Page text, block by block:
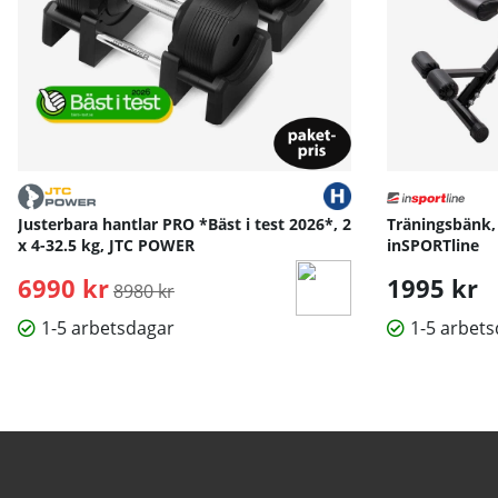
Justerbara hantlar PRO *Bäst i test 2026*, 2
x 4-32.5 kg, JTC POWER
6990 kr Ordinarie pris:
8980 kr
1-5 arbetsdagar
inSPORTline
1995 kr
1-5